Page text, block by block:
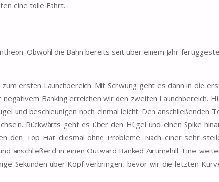
eine tolle Fahrt.
Obwohl die Bahn bereits seit über einem Jahr
ersten Launchbereich. Mit Schwung geht es dann in die
Banking erreichen wir den zweiten Launchbereich.
und beschleunigen noch einmal leicht. Den anschließenden
Rückwärts geht es über den Hügel und einen Spike
den Top Hat diesmal ohne Probleme. Nach einer sehr
anschließend in einen Outward Banked Airtimehill. Eine
Sekunden über Kopf verbringen, bevor wir die letzten